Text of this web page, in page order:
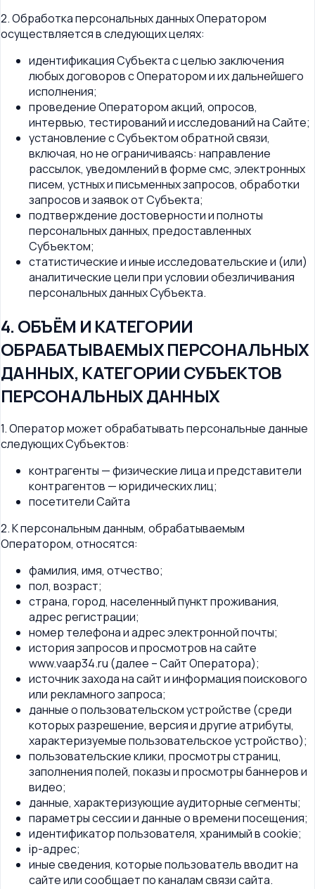
2. Обработка персональных данных Оператором
осуществляется в следующих целях:
идентификация Субъекта с целью заключения
любых договоров с Оператором и их дальнейшего
исполнения;
проведение Оператором акций, опросов,
интервью, тестирований и исследований на Сайте;
установление с Субъектом обратной связи,
включая, но не ограничиваясь: направление
рассылок, уведомлений в форме смс, электронных
писем, устных и письменных запросов, обработки
запросов и заявок от Субъекта;
подтверждение достоверности и полноты
персональных данных, предоставленных
Субъектом;
статистические и иные исследовательские и (или)
аналитические цели при условии обезличивания
персональных данных Субъекта.
4. ОБЪЁМ И КАТЕГОРИИ
ОБРАБАТЫВАЕМЫХ ПЕРСОНАЛЬНЫХ
ДАННЫХ, КАТЕГОРИИ СУБЪЕКТОВ
ПЕРСОНАЛЬНЫХ ДАННЫХ
1. Оператор может обрабатывать персональные данные
следующих Субъектов:
контрагенты — физические лица и представители
контрагентов — юридических лиц;
посетители Сайта
2. К персональным данным, обрабатываемым
Оператором, относятся:
фамилия, имя, отчество;
пол, возраст;
страна, город, населенный пункт проживания,
адрес регистрации;
номер телефона и адрес электронной почты;
история запросов и просмотров на сайте
www.vaap34.ru (далее – Сайт Оператора);
источник захода на сайт и информация поискового
или рекламного запроса;
данные о пользовательском устройстве (среди
которых разрешение, версия и другие атрибуты,
характеризуемые пользовательское устройство);
пользовательские клики, просмотры страниц,
заполнения полей, показы и просмотры баннеров и
видео;
данные, характеризующие аудиторные сегменты;
параметры сессии и данные о времени посещения;
идентификатор пользователя, хранимый в cookie;
ip-адрес;
иные сведения, которые пользователь вводит на
сайте или сообщает по каналам связи сайта.